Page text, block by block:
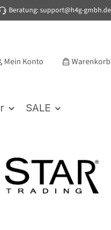
Beratung: support@h4g-gmbh.de
Mein Konto Warenkorb
SALE